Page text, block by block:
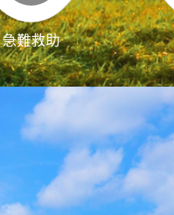
急難救助